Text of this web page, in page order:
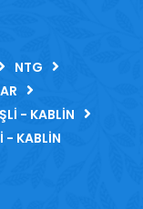
NTG
- KABLIN
- KABLIN